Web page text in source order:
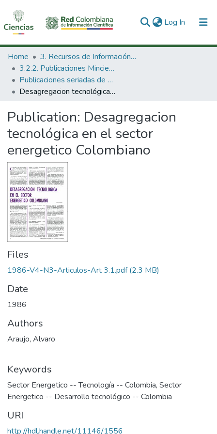
Log In (current)
Communities & Collections
All of DSpace
Statistics
Home
3. Recursos de Información Científica y Tecnológica
3.2.2. Publicaciones Minciencias
Publicaciones seriadas de Minciencias
Desagregacion tecnológica en el sector energetico Colombiano
Publication: Desagregacion
tecnológica en el sector
energetico Colombiano
Files
1986-V4-N3-Articulos-Art 3.1.pdf(2.3 MB)
Date
1986
Authors
Araujo, Alvaro
Keywords
Sector Energetico -- Tecnología -- Colombia, Sector
Energetico -- Desarrollo tecnológico -- Colombia
URI
http://hdl.handle.net/11146/1556